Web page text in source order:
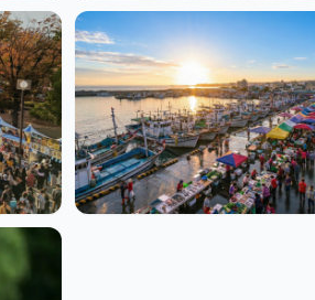
花火大会・
ドローンショー